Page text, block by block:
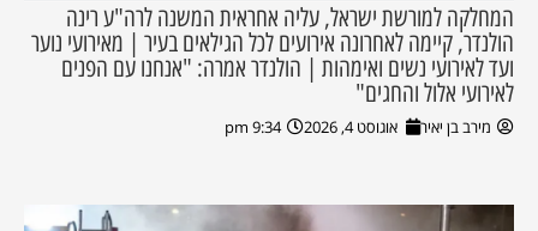
המחלקה למורשת ישראל, עליה אחראית המשנה לרה"ע רינה
הולנדר, קיימה לאחרונה אירועים לכל הגילאים בעיר | מאירועי נוער
ועד לאירועי נשים ואימהות | הולנדר אמרה: "אנחנו עם הפנים
לאירועי אלול והחגים"
מירב בן יאיר אוגוסט 4, 2026 9:34 pm